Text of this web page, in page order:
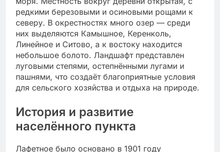
редкими березовыми и осиновыми рощами к
северу. В окрестностях много озер — среди
них выделяются Камышное, Керенколь,
Линейное и Ситово, а к востоку находится
небольшое болото. Ландшафт представлен
луговыми степями, остепнёнными лугами и
пашнями, что создаёт благоприятные условия
для сельского хозяйства и отдыха на природе.
История и развитие
населённого пункта
Лафетное было основано в 1901 году